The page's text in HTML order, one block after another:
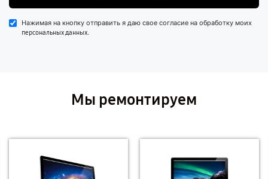
Нажимая на кнопку отправить я даю свое согласие на обработку моих
персональных данных.
Мы ремонтируем